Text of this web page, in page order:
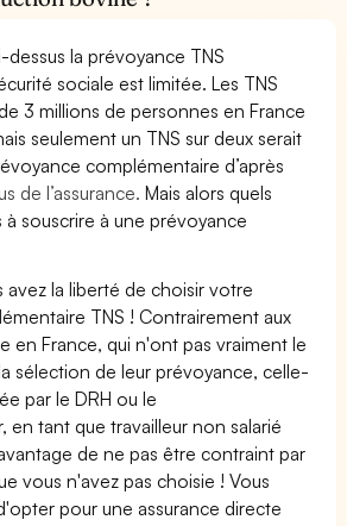
la prévoyance TNS
sociale est limitée. Les TNS
3 millions de personnes en France
seulement un TNS sur deux serait
complémentaire d’après
de l’assurance. Mais alors quels
souscrire à une prévoyance
avez la liberté de choisir votre
TNS ! Contrairement aux
en France, qui n'ont pas vraiment le
sélection de leur prévoyance, celle-
par le DRH ou le
en tant que travailleur non salarié
de ne pas être contraint par
vous n'avez pas choisie ! Vous
pour une assurance directe